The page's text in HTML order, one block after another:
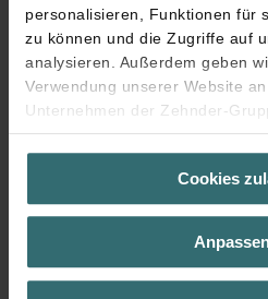
personalisieren, Funktionen für
zu können und die Zugriffe auf
analysieren. Außerdem geben
Verwendung unserer Website
Unternehmen der Zehnder-
beauftragte Dienstleister zum
Analysen weiter. Unsere
Informationen möglicherweise
zusammen, die Sie
geben die Einwilligung zu
deren Verwendung eingewilligt
Cookies